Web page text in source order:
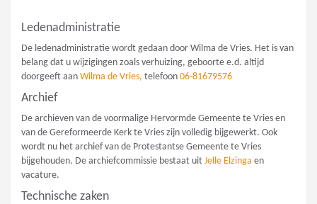
Ledenadministratie
De ledenadministratie wordt gedaan door Wilma de Vries. Het is van
belang dat u wijzigingen zoals verhuizing, geboorte e.d. altijd
doorgeeft aan Wilma de Vries, telefoon 06-81679576
Archief
De archieven van de voormalige Hervormde Gemeente te Vries en
van de Gereformeerde Kerk te Vries zijn volledig bijgewerkt. Ook
wordt nu het archief van de Protestantse Gemeente te Vries
bijgehouden. De archiefcommissie bestaat uit Jelle Elzinga en
vacature.
Technische zaken